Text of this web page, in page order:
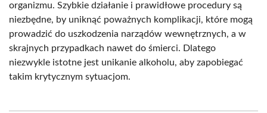
organizmu. Szybkie działanie i prawidłowe procedury są
niezbędne, by uniknąć poważnych komplikacji, które mogą
prowadzić do uszkodzenia narządów wewnętrznych, a w
skrajnych przypadkach nawet do śmierci. Dlatego
niezwykle istotne jest unikanie alkoholu, aby zapobiegać
takim krytycznym sytuacjom.